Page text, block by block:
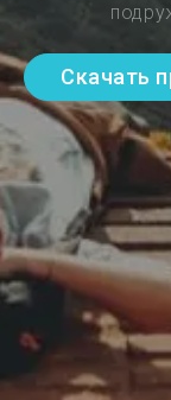
Скачать